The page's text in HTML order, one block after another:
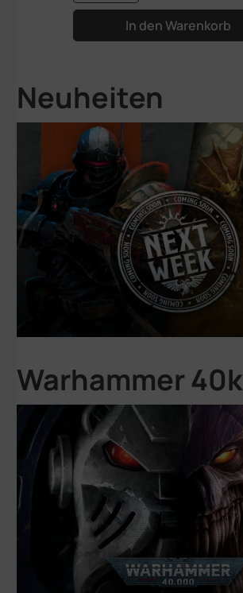
In den Warenkorb
Neuheiten
Warhammer 40k